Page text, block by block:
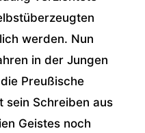
werden. Nun
in der Jungen
Preußische
sein Schreiben aus
Geistes noch